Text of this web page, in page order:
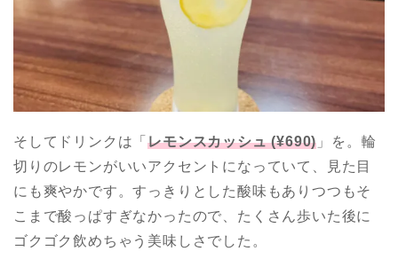
そしてドリンクは「レモンスカッシュ (¥690) 」を。輪
切りのレモンがいいアクセントになっていて、見た目
にも爽やかです。すっきりとした酸味もありつつもそ
こまで酸っぱすぎなかったので、たくさん歩いた後に
ゴクゴク飲めちゃう美味しさでした。